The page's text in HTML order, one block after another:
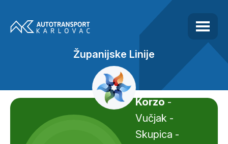
Županijske Linije
Korzo-
Vučjak -
Skupica -